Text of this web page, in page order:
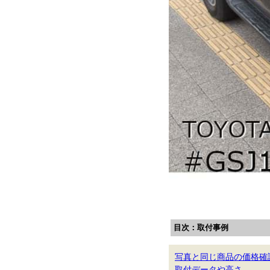
目次：取付事例
写真と同じ商品の価格確